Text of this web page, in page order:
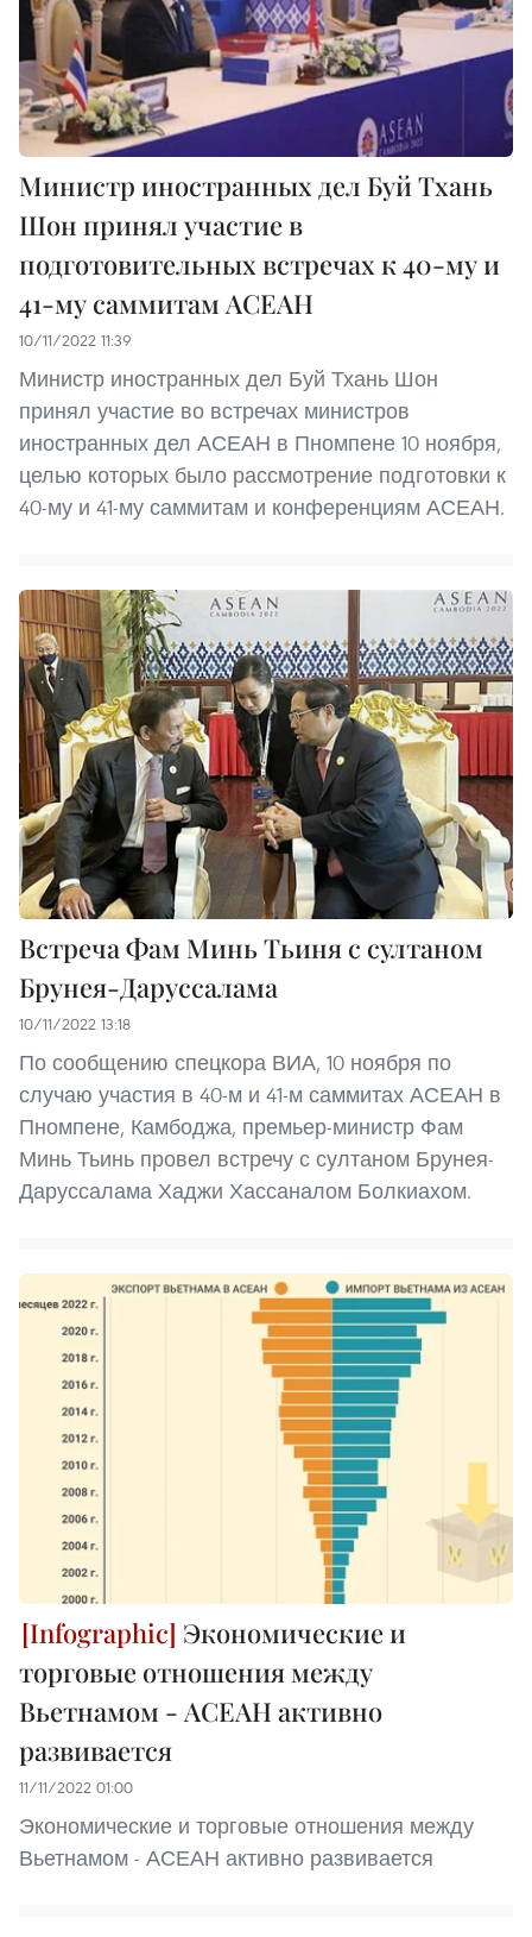
Министр иностранных дел Буй Тхань
Шон принял участие в
подготовительных встречах к 40-му и
41-му саммитам АСЕАН
10/11/2022 11:39
Министр иностранных дел Буй Тхань Шон
принял участие во встречах министров
иностранных дел АСЕАН в Пномпене 10 ноября,
целью которых было рассмотрение подготовки к
40-му и 41-му саммитам и конференциям АСЕАН.
Встреча Фам Минь Тьиня с султаном
Брунея-Даруссалама
10/11/2022 13:18
По сообщению спецкора ВИА, 10 ноября по
случаю участия в 40-м и 41-м саммитах АСЕАН в
Пномпене, Камбоджа, премьер-министр Фам
Минь Тьинь провел встречу с султаном Брунея-
Даруссалама Хаджи Хассаналом Болкиахом.
Экономические и
торговые отношения между
Вьетнамом - АСЕАН активно
развивается
11/11/2022 01:00
Экономические и торговые отношения между
Вьетнамом - АСЕАН активно развивается